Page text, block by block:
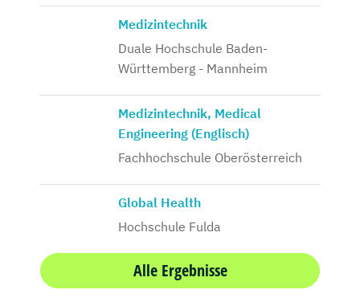
Medizintechnik
Duale Hochschule Baden-
Württemberg - Mannheim
Medizintechnik, Medical
Engineering (Englisch)
Fachhochschule Oberösterreich
Global Health
Hochschule Fulda
Alle Ergebnisse